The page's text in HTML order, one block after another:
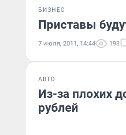
БИЗНЕС
Приставы
7 июля, 2011, 14:44 193
АВТО
Из-за плохих
рублей